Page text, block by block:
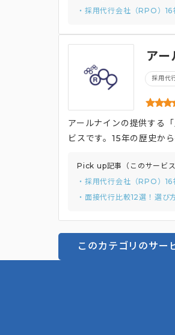
・採用代行会社（RPO）
アー
採用代
アールナインの提供する
ビスです。15年の歴史か
Pick up記事（このサービス
・採用代行会社（RPO）
・面接代行比較12選！選び
このカテゴリのサー